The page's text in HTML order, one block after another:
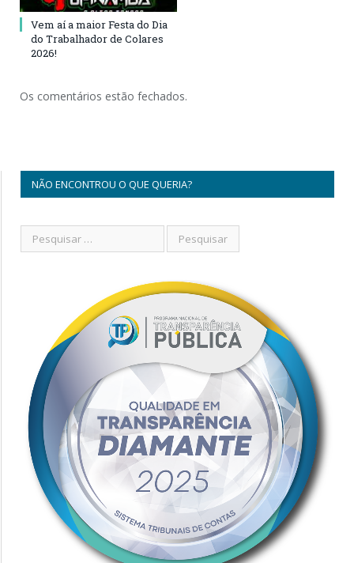
Vem aí a maior Festa do Dia
do Trabalhador de Colares
2026!
Os comentários estão fechados.
NÃO ENCONTROU O QUE QUERIA?